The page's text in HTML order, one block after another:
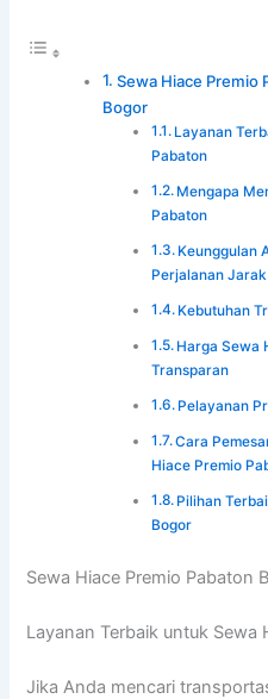
Sewa Hiace Premio
Bogor
Layanan
Pabaton
Mengapa
Pabaton
Keunggulan
Perjalanan
Kebutuhan
Harga Sewa
Transparan
Pelayanan
Cara
Hiace Premio
Pilihan
Bogor
Sewa Hiace Premio Pabaton
Layanan Terbaik untuk Sewa
Jika Anda mencari